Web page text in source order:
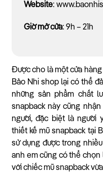
Website:
Giờ mở cửa: 9h – 21h
Được cho là một cửa
Bảo Nhi shop lại có thể
những sản phẩm chất
snapback này cũng
người, đặc biệt là người
thiết kế mũ snapback tại
sử dụng được trong
anh em cũng có thể
với chiếc mũ snapback